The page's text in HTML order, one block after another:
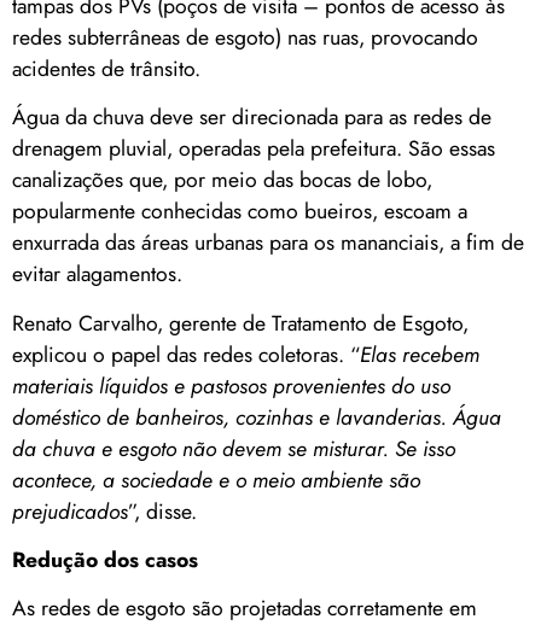
redes subterrâneas de esgoto) nas ruas, provocando
acidentes de trânsito.
Água da chuva deve ser direcionada para as redes de
drenagem pluvial, operadas pela prefeitura. São essas
canalizações que, por meio das bocas de lobo,
popularmente conhecidas como bueiros, escoam a
enxurrada das áreas urbanas para os mananciais, a fim de
evitar alagamentos.
Renato Carvalho, gerente de Tratamento de Esgoto,
explicou o papel das redes coletoras. “Elas recebem
materiais líquidos e pastosos provenientes do uso
doméstico de banheiros, cozinhas e lavanderias. Água
da chuva e esgoto não devem se misturar. Se isso
acontece, a sociedade e o meio ambiente são
prejudicados”, disse.
Redução dos casos
As redes de esgoto são projetadas corretamente em